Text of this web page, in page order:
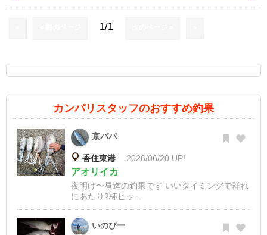
1/1
カンパリスタッフのおすすめ釣果
京パパ
香住東港 2026/06/20 UP!
アオリイカ
夜明け〜昼迄の釣果です いいタイミングで群れ
にあたり2杯ヒッ...
いのぴー